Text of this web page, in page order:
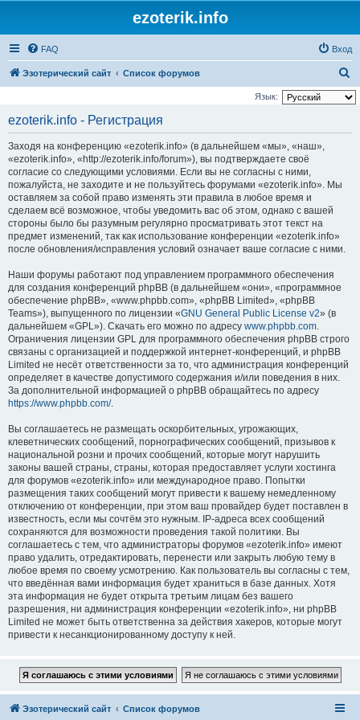
ezoterik.info
FAQ Вход
Эзотерический сайт Список форумов
о
Язык:
ezoterik.info - Регистрация
Заходя на конференцию «ezoterik.info» (в дальнейшем «мы», «наш»,
«ezoterik.info», «http://ezoterik.info/forum»), вы подтверждаете своё
согласие со следующими условиями. Если вы не согласны с ними,
пожалуйста, не заходите и не пользуйтесь форумами «ezoterik.info». Мы
оставляем за собой право изменять эти правила в любое время и
сделаем всё возможное, чтобы уведомить вас об этом, однако с вашей
стороны было бы разумным регулярно просматривать этот текст на
предмет изменений, так как использование конференции «ezoterik.info»
после обновления/исправления условий означает ваше согласие с ними.
Наши форумы работают под управлением программного обеспечения
для создания конференций phpBB (в дальнейшем «они», «программное
обеспечение phpBB», «www.phpbb.com», «phpBB Limited», «phpBB
Teams»), выпущенного по лицензии «GNU General Public License v2» (в
дальнейшем «GPL»). Скачать его можно по адресу www.phpbb.com.
Ограничения лицензии GPL для программного обеспечения phpBB строго
связаны с организацией и поддержкой интернет-конференций, и phpBB
Limited не несёт ответственности за то, что администрация конференций
определяет в качестве допустимого содержания и/или поведения в них.
За дополнительной информацией о phpBB обращайтесь по адресу
https://www.phpbb.com/.
Вы соглашаетесь не размещать оскорбительных, угрожающих,
клеветнических сообщений, порнографических сообщений, призывов к
национальной розни и прочих сообщений, которые могут нарушить
законы вашей страны, страны, которая предоставляет услуги хостинга
для форумов «ezoterik.info» или международное право. Попытки
размещения таких сообщений могут привести к вашему немедленному
отключению от конференции, при этом ваш провайдер будет поставлен в
известность, если мы сочтём это нужным. IP-адреса всех сообщений
сохраняются для возможности проведения такой политики. Вы
соглашаетесь с тем, что администраторы форумов «ezoterik.info» имеют
право удалить, отредактировать, перенести или закрыть любую тему в
любое время по своему усмотрению. Как пользователь вы согласны с тем,
что введённая вами информация будет храниться в базе данных. Хотя
эта информация не будет открыта третьим лицам без вашего
разрешения, ни администрация конференции «ezoterik.info», ни phpBB
Limited не может быть ответственна за действия хакеров, которые могут
привести к несанкционированному доступу к ней.
Эзотерический сайт Список форумов